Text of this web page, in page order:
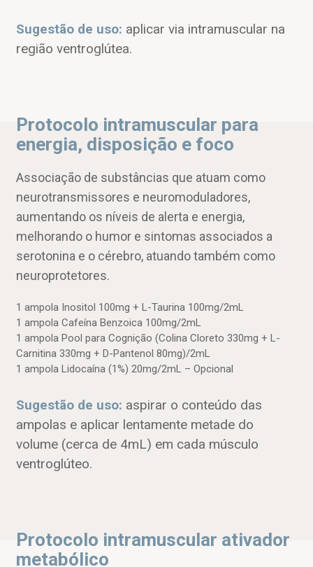
Sugestão de uso: aplicar via intramuscular na
região ventroglútea.
Protocolo intramuscular para
energia, disposição e foco
Associação de substâncias que atuam como
neurotransmissores e neuromoduladores,
aumentando os níveis de alerta e energia,
melhorando o humor e sintomas associados a
serotonina e o cérebro, atuando também como
neuroprotetores.
1 ampola Inositol 100mg + L-Taurina 100mg/2mL
1 ampola Cafeína Benzoica 100mg/2mL
1 ampola Pool para Cognição (Colina Cloreto 330mg + L-
Carnitina 330mg + D-Pantenol 80mg)/2mL
1 ampola Lidocaína (1%) 20mg/2mL – Opcional
Sugestão de uso: aspirar o conteúdo das
ampolas e aplicar lentamente metade do
volume (cerca de 4mL) em cada músculo
ventroglúteo.
Protocolo intramuscular ativador
metabólico